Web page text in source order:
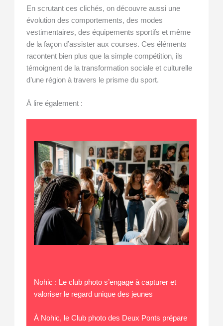
En scrutant ces clichés, on découvre aussi une
évolution des comportements, des modes
vestimentaires, des équipements sportifs et même
de la façon d’assister aux courses. Ces éléments
racontent bien plus que la simple compétition, ils
témoignent de la transformation sociale et culturelle
d’une région à travers le prisme du sport.
À lire également :
Nohic : Le club photo s’engage à capturer et
valoriser le regard unique des jeunes
À Nohic, le Club photo des Deux Ponts prépare